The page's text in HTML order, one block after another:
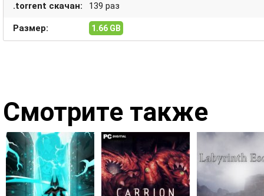
.torrent скачан: 139 раз
Размер: 1.66 GB
Смотрите также